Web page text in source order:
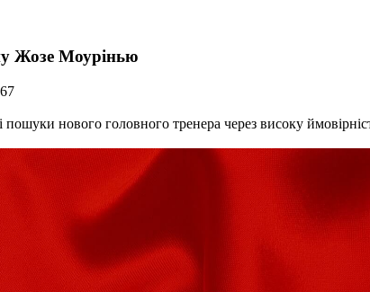
Жозе Моурінью
пошуки нового головного тренера через високу